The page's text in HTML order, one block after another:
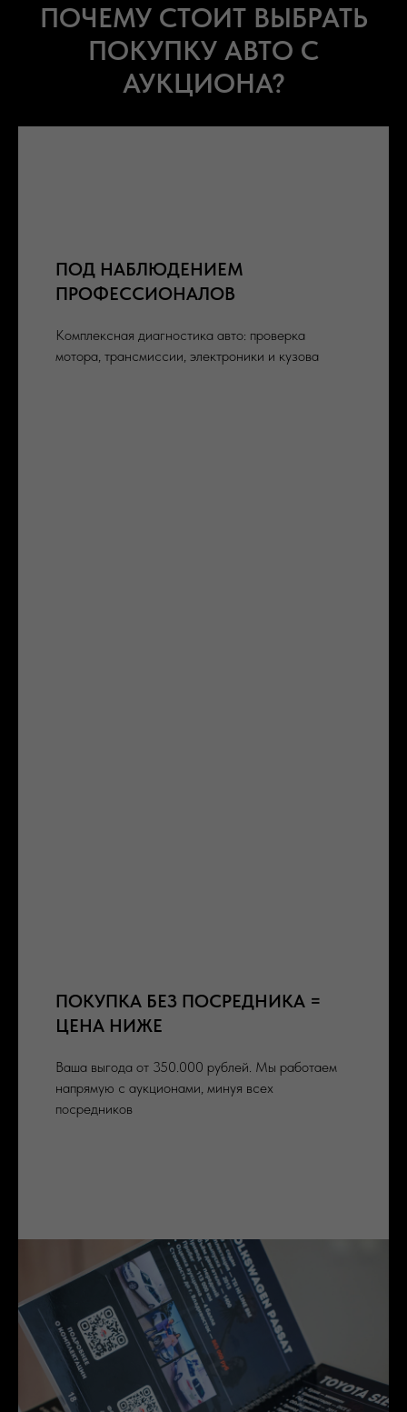
ПОЧЕМУ СТОИТ ВЫБРАТЬ
ПОКУПКУ АВТО С
АУКЦИОНА?
ПОД НАБЛЮДЕНИЕМ
ПРОФЕССИОНАЛОВ
Комплексная диагностика авто: проверка
мотора, трансмиссии, электроники и кузова
ПОКУПКА БЕЗ ПОСРЕДНИКА =
ЦЕНА НИЖЕ
Ваша выгода от 350.000 рублей. Мы работаем
напрямую с аукционами, минуя всех
посредников